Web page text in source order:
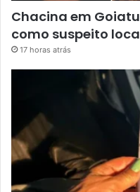
Chacina em
como suspeito
17 horas atrás